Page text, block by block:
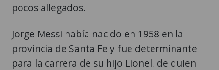
pocos allegados.
Jorge Messi había nacido en 1958 en la
provincia de Santa Fe y fue determinante
para la carrera de su hijo Lionel, de quien